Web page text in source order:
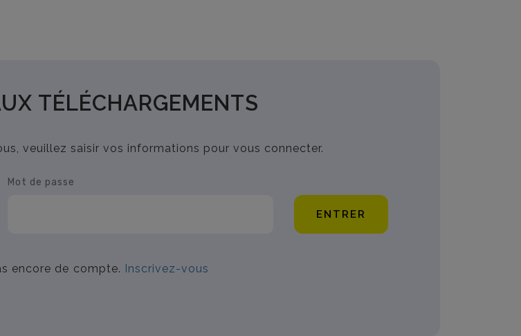
TÉLÉCHARGEMENTS
veuillez saisir vos informations pour vous connecter.
Mot de passe
ENTRER
encore de compte. Inscrivez-vous